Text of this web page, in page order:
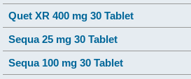
Quet XR 400 mg 30 Tablet
Sequa 25 mg 30 Tablet
Sequa 100 mg 30 Tablet